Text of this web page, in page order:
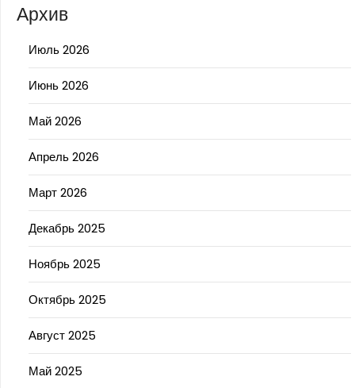
Архив
Июль 2026
Июнь 2026
Май 2026
Апрель 2026
Март 2026
Декабрь 2025
Ноябрь 2025
Октябрь 2025
Август 2025
Май 2025